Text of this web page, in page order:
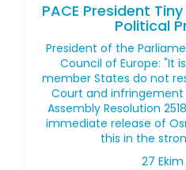
PACE President
Political
President of the
Council of Europe: "It
member States do not
Court and
Assembly Resolution
immediate release of
this in the
27